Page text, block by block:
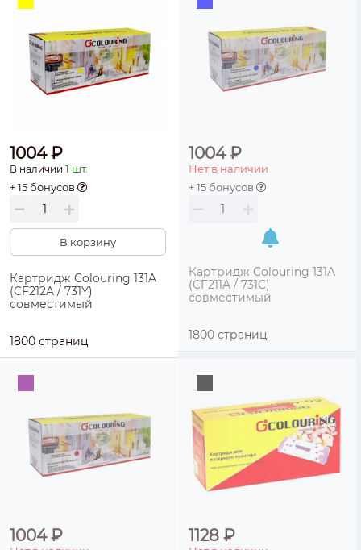
1004 ₽
В наличии 1 шт.
+ 15 бонусов
В корзину
Картридж Colouring 131A
(CF212A / 731Y)
совместимый
1800 страниц
1004 ₽
Нет в наличии
+ 15 бонусов
Картридж Colouring 131A
(CF211A / 731C)
совместимый
1800 страниц
1004 ₽ 1128 ₽